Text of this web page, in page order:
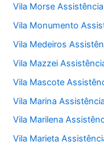
Vila Morse
Vila Monumento
Vila Medeiros
Vila Mazzei
Vila Mascote
Vila Marina
Vila Marilena
Vila Marieta